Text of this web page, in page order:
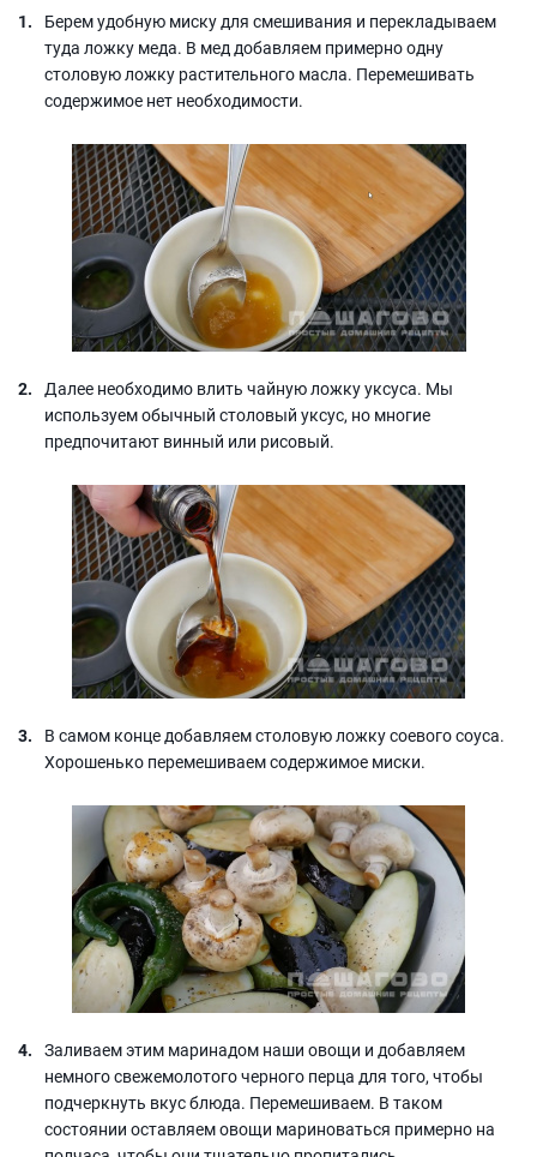
Берем удобную миску для смешивания и перекладываем
туда ложку меда. В мед добавляем примерно одну
столовую ложку растительного масла. Перемешивать
содержимое нет необходимости.
Далее необходимо влить чайную ложку уксуса. Мы
используем обычный столовый уксус, но многие
предпочитают винный или рисовый.
В самом конце добавляем столовую ложку соевого соуса.
Хорошенько перемешиваем содержимое миски.
Заливаем этим маринадом наши овощи и добавляем
немного свежемолотого черного перца для того, чтобы
подчеркнуть вкус блюда. Перемешиваем. В таком
состоянии оставляем овощи мариноваться примерно на